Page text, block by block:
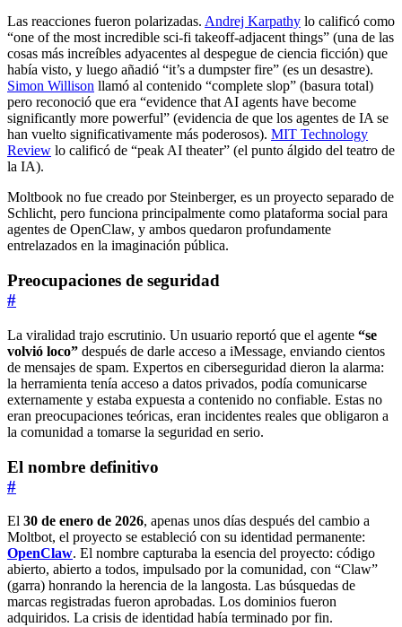
Las reacciones fueron polarizadas. Andrej Karpathy lo calificó como
“one of the most incredible sci-fi takeoff-adjacent things” (una de las
cosas más increíbles adyacentes al despegue de ciencia ficción) que
había visto, y luego añadió “it’s a dumpster fire” (es un desastre).
Simon Willison llamó al contenido “complete slop” (basura total)
pero reconoció que era “evidence that AI agents have become
significantly more powerful” (evidencia de que los agentes de IA se
han vuelto significativamente más poderosos). MIT Technology
Review lo calificó de “peak AI theater” (el punto álgido del teatro de
la IA).
Moltbook no fue creado por Steinberger, es un proyecto separado de
Schlicht, pero funciona principalmente como plataforma social para
agentes de OpenClaw, y ambos quedaron profundamente
entrelazados en la imaginación pública.
Preocupaciones de seguridad
#
La viralidad trajo escrutinio. Un usuario reportó que el agente “se
volvió loco” después de darle acceso a iMessage, enviando cientos
de mensajes de spam. Expertos en ciberseguridad dieron la alarma:
la herramienta tenía acceso a datos privados, podía comunicarse
externamente y estaba expuesta a contenido no confiable. Estas no
eran preocupaciones teóricas, eran incidentes reales que obligaron a
la comunidad a tomarse la seguridad en serio.
El nombre definitivo
#
El 30 de enero de 2026, apenas unos días después del cambio a
Moltbot, el proyecto se estableció con su identidad permanente:
OpenClaw. El nombre capturaba la esencia del proyecto: código
abierto, abierto a todos, impulsado por la comunidad, con “Claw”
(garra) honrando la herencia de la langosta. Las búsquedas de
marcas registradas fueron aprobadas. Los dominios fueron
adquiridos. La crisis de identidad había terminado por fin.